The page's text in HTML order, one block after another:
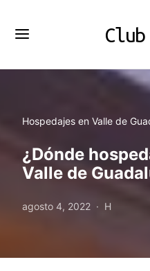
Hospedajes en Valle de
¿Dónde
Valle de
agosto 4, 2022 H